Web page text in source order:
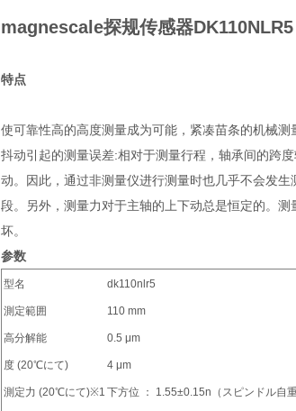
magnescale探规传感器DK110NLR5
特点
使可靠性高的高度测量成为可能，紧凑苗条的机械
抖动引起的测量误差:相对于测量行程，轴承间的跨
动。因此，通过非测量仪进行测量时也几乎不会发
段。另外，测量力对于主轴的上下动总是恒定的。
坏。
参数
型名 dk110nlr5
測定範囲 110 mm
高分解能 0.5 μm
度 (20℃にて) 4 μm
測定力 (20℃にて)※1 下方位 ： 1.55±0.15n（スピンドル自重